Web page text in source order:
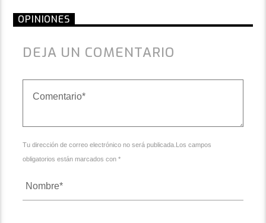
OPINIONES
DEJA UN COMENTARIO
Tu dirección de correo electrónico no será publicada.Los campos
obligatorios están marcados con *